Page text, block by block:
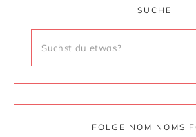
SUCHE
FOLGE NOM NOMS